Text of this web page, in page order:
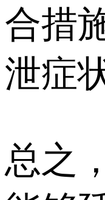
合措
泄症
总之